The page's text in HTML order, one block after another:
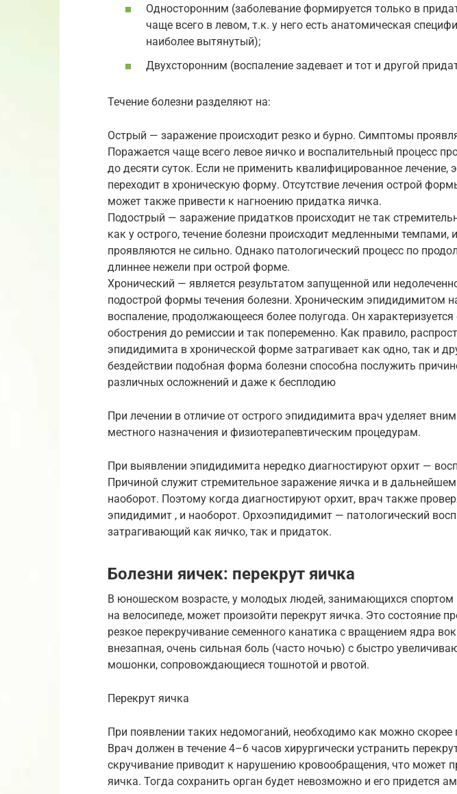
Односторонним (заболевание формируется только в
чаще всего в левом, т.к. у него есть анатомическая
наиболее вытянутый);
Двухсторонним (воспаление задевает и тот и другой
Течение болезни разделяют на:
Острый — заражение происходит резко и бурно. Симптомы
Поражается чаще всего левое яичко и воспалительный процесс
до десяти суток. Если не применить квалифицированное лечение,
переходит в хроническую форму. Отсутствие лечения острой
может также привести к нагноению придатка яичка.
Подострый — заражение придатков происходит не так
как у острого, течение болезни происходит медленными темпами,
проявляются не сильно. Однако патологический процесс по
длиннее нежели при острой форме.
Хронический — является результатом запущенной или
подострой формы течения болезни. Хроническим эпидидимитом
воспаление, продолжающееся более полугода. Он
обострения до ремиссии и так попеременно. Как правило,
эпидидимита в хронической форме затрагивает как одно, так и
бездействии подобная форма болезни способна послужить
различных осложнений и даже к бесплодию
При лечении в отличие от острого эпидидимита врач уделяет
местного назначения и физиотерапевтическим процедурам.
При выявлении эпидидимита нередко диагностируют орхит —
Причиной служит стремительное заражение яичка и в
наоборот. Поэтому когда диагностируют орхит, врач также
эпидидимит , и наоборот. Орхоэпидидимит — патологический
затрагивающий как яичко, так и придаток.
Болезни яичек: перекрут яичка
В юношеском возрасте, у молодых людей, занимающихся спортом
на велосипеде, может произойти перекрут яичка. Это состояние
резкое перекручивание семенного канатика с вращением ядра
внезапная, очень сильная боль (часто ночью) с быстро
мошонки, сопровождающиеся тошнотой и рвотой.
Перекрут яичка
При появлении таких недомоганий, необходимо как можно скорее
Врач должен в течение 4–6 часов хирургически устранить
скручивание приводит к нарушению кровообращения, что может
яичка. Тогда сохранить орган будет невозможно и его придется